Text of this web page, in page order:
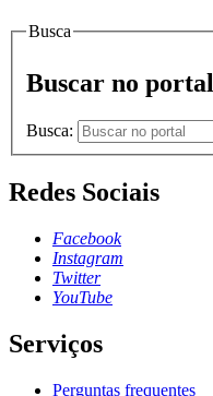
Busca
Buscar no portal
Busca:
Redes Sociais
Facebook
Instagram
Twitter
YouTube
Serviços
Perguntas frequentes